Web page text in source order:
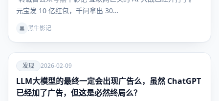
元宝发 10 亿红包，千问拿出 30…
黑 黑牛影记
爱
发现
发现 2026-02-09
LLM大模型的最终一定会出现广告么，虽然 ChatGPT
已经加了广告，但这是必然终局么？